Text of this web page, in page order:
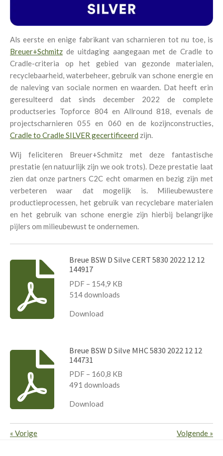
Als eerste en enige fabrikant van scharnieren tot nu toe, is
Breuer+Schmitz de uitdaging aangegaan met de Cradle to
Cradle-criteria op het gebied van gezonde materialen,
recyclebaarheid, waterbeheer, gebruik van schone energie en
de naleving van sociale normen en waarden. Dat heeft erin
geresulteerd dat sinds december 2022 de complete
productseries Topforce 804 en Allround 818, evenals de
projectscharnieren 055 en 060 en de kozijnconstructies,
Cradle to Cradle SILVER gecertificeerd zijn.
Wij feliciteren Breuer+Schmitz met deze fantastische
prestatie (en natuurlijk zijn we ook trots). Deze prestatie laat
zien dat onze partners C2C echt omarmen en bezig zijn met
verbeteren waar dat mogelijk is. Milieubewustere
productieprocessen, het gebruik van recyclebare materialen
en het gebruik van schone energie zijn hierbij belangrijke
pijlers om milieubewust te ondernemen.
Breue BSW D Silve CERT 5830 2022 12 12
144917
PDF – 154,9 KB
514 downloads
Download
Breue BSW D Silve MHC 5830 2022 12 12
144731
PDF – 160,8 KB
491 downloads
Download
« Vorige Volgende »